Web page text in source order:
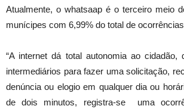
Atualmente, o whatsaap é o terceiro meio
munícipes com 6,99% do total de
“A internet dá total autonomia ao cidadão,
intermediários para fazer uma solicitação,
denúncia ou elogio em qualquer dia ou
de dois minutos, registra-se uma